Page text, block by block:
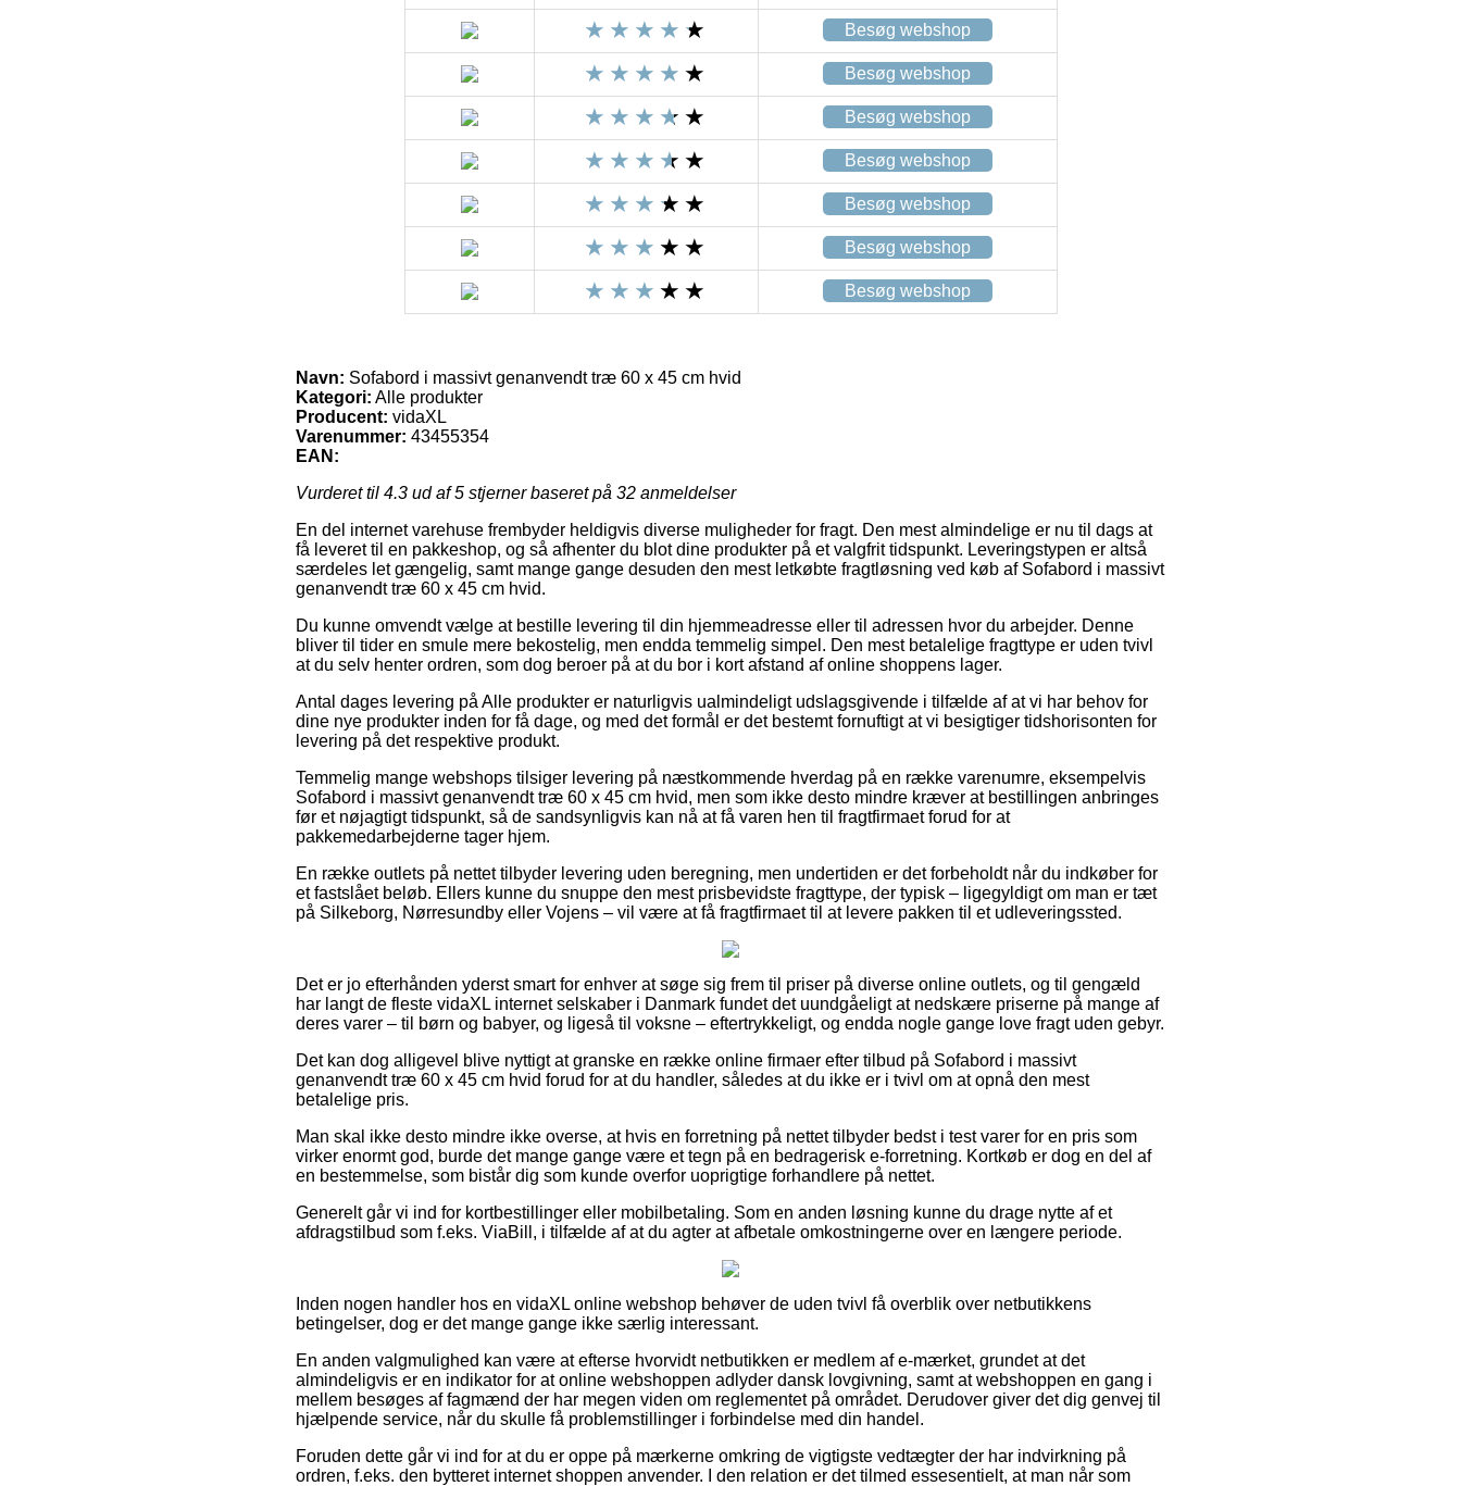
Besøg webshop
Besøg webshop
Besøg webshop
Besøg webshop
Besøg webshop
Besøg webshop
Besøg webshop
Navn: Sofabord i massivt genanvendt træ 60 x 45 cm hvid
Kategori: Alle produkter
Producent: vidaXL
Varenummer: 43455354
EAN:
Vurderet til 4.3 ud af 5 stjerner baseret på 32 anmeldelser
En del internet varehuse frembyder heldigvis diverse muligheder for fragt. Den mest almindelige er nu til dags at
få leveret til en pakkeshop, og så afhenter du blot dine produkter på et valgfrit tidspunkt. Leveringstypen er altså
særdeles let gængelig, samt mange gange desuden den mest letkøbte fragtløsning ved køb af Sofabord i massivt
genanvendt træ 60 x 45 cm hvid.
Du kunne omvendt vælge at bestille levering til din hjemmeadresse eller til adressen hvor du arbejder. Denne
bliver til tider en smule mere bekostelig, men endda temmelig simpel. Den mest betalelige fragttype er uden tvivl
at du selv henter ordren, som dog beroer på at du bor i kort afstand af online shoppens lager.
Antal dages levering på Alle produkter er naturligvis ualmindeligt udslagsgivende i tilfælde af at vi har behov for
dine nye produkter inden for få dage, og med det formål er det bestemt fornuftigt at vi besigtiger tidshorisonten for
levering på det respektive produkt.
Temmelig mange webshops tilsiger levering på næstkommende hverdag på en række varenumre, eksempelvis
Sofabord i massivt genanvendt træ 60 x 45 cm hvid, men som ikke desto mindre kræver at bestillingen anbringes
før et nøjagtigt tidspunkt, så de sandsynligvis kan nå at få varen hen til fragtfirmaet forud for at
pakkemedarbejderne tager hjem.
En række outlets på nettet tilbyder levering uden beregning, men undertiden er det forbeholdt når du indkøber for
et fastslået beløb. Ellers kunne du snuppe den mest prisbevidste fragttype, der typisk – ligegyldigt om man er tæt
på Silkeborg, Nørresundby eller Vojens – vil være at få fragtfirmaet til at levere pakken til et udleveringssted.
Det er jo efterhånden yderst smart for enhver at søge sig frem til priser på diverse online outlets, og til gengæld
har langt de fleste vidaXL internet selskaber i Danmark fundet det uundgåeligt at nedskære priserne på mange af
deres varer – til børn og babyer, og ligeså til voksne – eftertrykkeligt, og endda nogle gange love fragt uden gebyr.
Det kan dog alligevel blive nyttigt at granske en række online firmaer efter tilbud på Sofabord i massivt
genanvendt træ 60 x 45 cm hvid forud for at du handler, således at du ikke er i tvivl om at opnå den mest
betalelige pris.
Man skal ikke desto mindre ikke overse, at hvis en forretning på nettet tilbyder bedst i test varer for en pris som
virker enormt god, burde det mange gange være et tegn på en bedragerisk e-forretning. Kortkøb er dog en del af
en bestemmelse, som bistår dig som kunde overfor uoprigtige forhandlere på nettet.
Generelt går vi ind for kortbestillinger eller mobilbetaling. Som en anden løsning kunne du drage nytte af et
afdragstilbud som f.eks. ViaBill, i tilfælde af at du agter at afbetale omkostningerne over en længere periode.
Inden nogen handler hos en vidaXL online webshop behøver de uden tvivl få overblik over netbutikkens
betingelser, dog er det mange gange ikke særlig interessant.
En anden valgmulighed kan være at efterse hvorvidt netbutikken er medlem af e-mærket, grundet at det
almindeligvis er en indikator for at online webshoppen adlyder dansk lovgivning, samt at webshoppen en gang i
mellem besøges af fagmænd der har megen viden om reglementet på området. Derudover giver det dig genvej til
hjælpende service, når du skulle få problemstillinger i forbindelse med din handel.
Foruden dette går vi ind for at du er oppe på mærkerne omkring de vigtigste vedtægter der har indvirkning på
ordren, f.eks. den bytteret internet shoppen anvender. I den relation er det tilmed essesentielt, at man når som